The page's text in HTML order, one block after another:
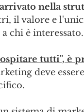
nella
il valore e
chi è interessato.
tutti", è
deve